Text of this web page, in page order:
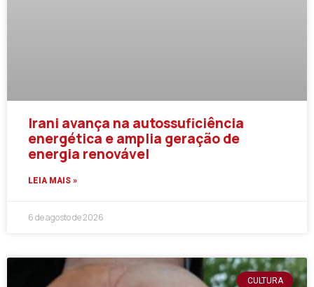
Irani avança na autossuficiência
energética e amplia geração de
energia renovável
LEIA MAIS »
6 de agosto de 2026
CULTURA